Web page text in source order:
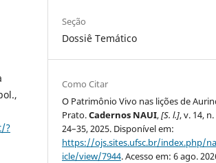
?
Seção
Dossiê Temático
Como Citar
O Patrimônio Vivo nas lições de
Prato.Cadernos NAUI,[S. l.], v. 14,
24–35, 2025. Disponível em:
https://ojs.sites.ufsc.br/index.php/
icle/view/7944. Acesso em: 6 ago.